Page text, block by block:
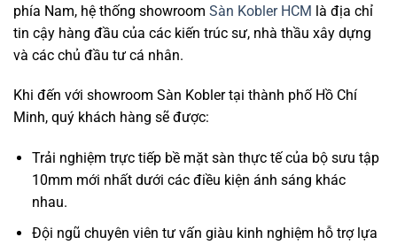
phía Nam, hệ thống showroom Sàn Kobler HCM là địa chỉ
tin cậy hàng đầu của các kiến trúc sư, nhà thầu xây dựng
và các chủ đầu tư cá nhân.
Khi đến với showroom Sàn Kobler tại thành phố Hồ Chí
Minh, quý khách hàng sẽ được:
Trải nghiệm trực tiếp bề mặt sàn thực tế của bộ sưu tập
10mm mới nhất dưới các điều kiện ánh sáng khác
nhau.
Đội ngũ chuyên viên tư vấn giàu kinh nghiệm hỗ trợ lựa